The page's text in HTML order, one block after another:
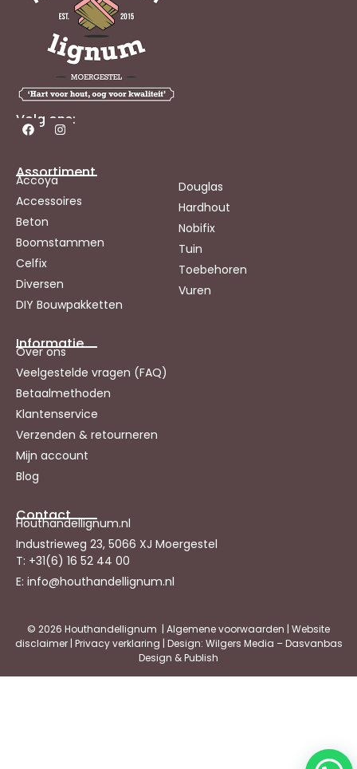
Volg ons:
Assortiment
Accoya
Accessoires
Beton
Boomstammen
Celfix
Diversen
DIY Bouwpakketten
Douglas
Hardhout
Nobifix
Tuin
Toebehoren
Vuren
Informatie
Over ons
Veelgestelde vragen (FAQ)
Betaalmethoden
Klantenservice
Verzenden & retourneren
Mijn account
Blog
Contact
Houthandellignum.nl
Industrieweg 23, 5066 XJ Moergestel
T: +31(6) 16 52 44 00
E: info@houthandellignum.nl
© 2026 Houthandellignum | Algemene voorwaarden | Website
disclaimer| Privacy verklaring | Design: Wilgers Media – Dasvanbas
Design & Publish